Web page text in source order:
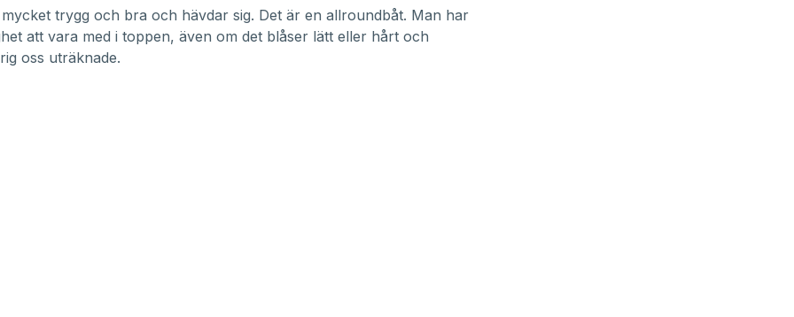
trygg och bra och hävdar sig. Det är en allroundbåt. Man har
att vara med i toppen, även om det blåser lätt eller hårt och
oss uträknade.